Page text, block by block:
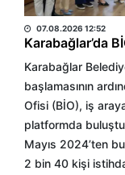
BÜLTEN
07.08.2026 12:52
Karabağlar’da
Karabağlar
başlamasının
Ofisi (BİO), iş
platformda
Mayıs 2024’ten
2 bin 40 kişi